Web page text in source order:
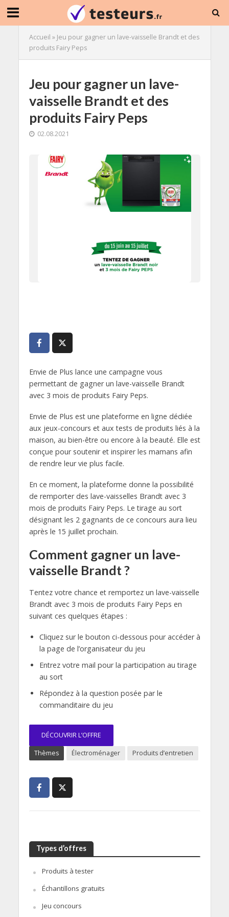
Accueil » Jeu pour gagner un lave-vaisselle Brandt et des
produits Fairy Peps
Jeu pour gagner un lave-
vaisselle Brandt et des
produits Fairy Peps
02.08.2021
Envie de Plus lance une campagne vous
permettant de gagner un lave-vaisselle Brandt
avec 3 mois de produits Fairy Peps.
Envie de Plus est une plateforme en ligne dédiée
aux jeux-concours et aux tests de produits liés à la
maison, au bien-être ou encore à la beauté. Elle est
conçue pour soutenir et inspirer les mamans afin
de rendre leur vie plus facile.
En ce moment, la plateforme donne la possibilité
de remporter des lave-vaisselles Brandt avec 3
mois de produits Fairy Peps. Le tirage au sort
désignant les 2 gagnants de ce concours aura lieu
après le 15 juillet prochain.
Comment gagner un lave-
vaisselle Brandt ?
Tentez votre chance et remportez un lave-vaisselle
Brandt avec 3 mois de produits Fairy Peps en
suivant ces quelques étapes :
Cliquez sur le bouton ci-dessous pour accéder à
la page de l’organisateur du jeu
Entrez votre mail pour la participation au tirage
au sort
Répondez à la question posée par le
commanditaire du jeu
DÉCOUVRIR L’OFFRE
Thèmes Électroménager Produits d’entretien
Types d’offres
Produits à tester
Échantillons gratuits
Jeu concours